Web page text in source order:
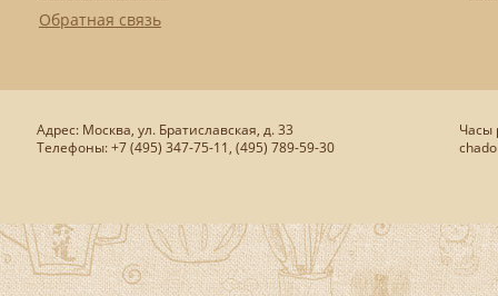
Обратная связь
Адрес: Москва, ул. Братиславская, д. 33
Телефоны: +7 (495) 347-75-11, (495) 789-59-30
Часы